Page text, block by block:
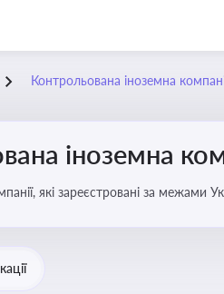
Контрольована іноземна
іноземна
які зареєстровані за межами